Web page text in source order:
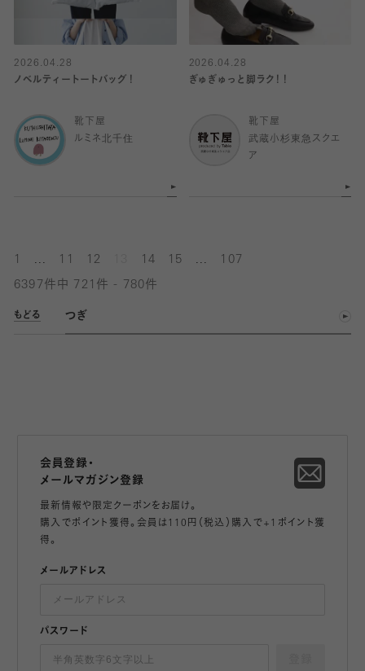
2026.04.28
ノベルティートートバッグ！
靴下屋
ルミネ北千住
2026.04.28
ぎゅぎゅっと脚ラク！！
靴下屋
武蔵小杉東急スクエ
ア
12 14 15 107
6397件中 721件 - 780件
もどる つぎ
会員登録・
メールマガジン登録
最新情報や限定クーポンをお届け。
購入でポイント獲得。会員は110円（税込）購入で+1ポイント獲
得。
メールアドレス
パスワード